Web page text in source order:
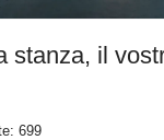
stanza, il
699